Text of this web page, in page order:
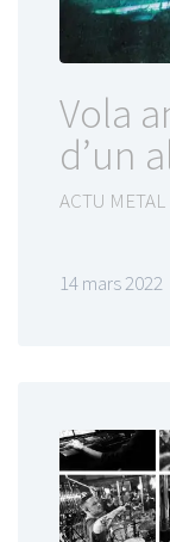
Vola
d’un
ACTU METAL
14 mars 2022